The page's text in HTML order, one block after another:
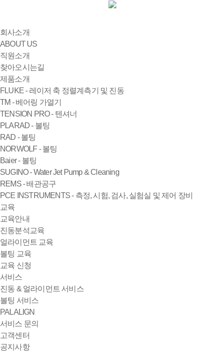
회사소개
ABOUT US
직원소개
찾아오시는길
제품소개
FLUKE - 레이저 축 정렬계측기 및 진동
TM - 베어링 가열기
TENSION PRO - 텐셔너
PLARAD - 볼팅
RAD - 볼팅
NORWOLF - 볼팅
Baier - 볼팅
SUGINO - Water Jet Pump & Cleaning
REMS - 배관공구
PCE INSTRUMENTS - 측정, 시험, 검사, 실험실 및 제어 장비
교육
교육안내
진동분석교육
얼라이먼트 교육
볼팅 교육
교육 신청
서비스
진동 & 얼라이먼트 서비스
볼팅 서비스
PALALIGN
서비스 문의
고객센터
공지사항